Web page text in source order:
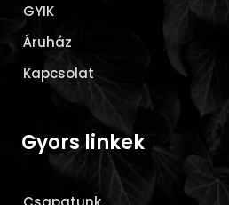
GYIK
Áruház
Kapcsolat
Gyors linkek